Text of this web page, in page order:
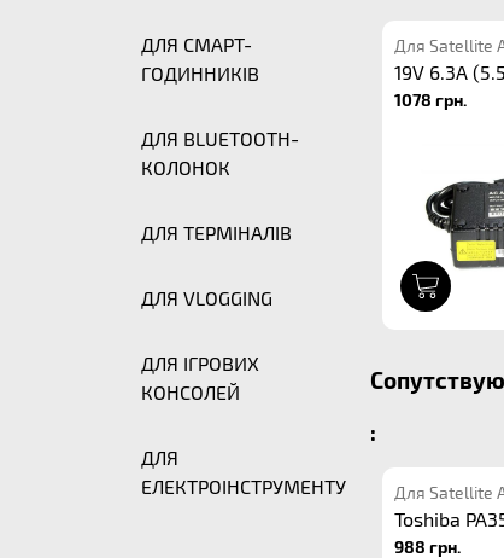
ДЛЯ СМАРТ-
ГОДИННИКІВ
ДЛЯ BLUETOOTH-
КОЛОНОК
ДЛЯ ТЕРМІНАЛІВ
ДЛЯ VLOGGING
ДЛЯ ІГРОВИХ
КОНСОЛЕЙ
ДЛЯ
ЕЛЕКТРОІНСТРУМЕНТУ
Для Satellite
19V 6.3A
1078 грн.
:
Для Satellite
Toshiba
988 грн.